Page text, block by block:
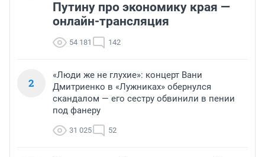
Путину про экономику края —
онлайн-трансляция
54 181 142
2
«Люди же не глухие»: концерт Вани
Дмитриенко в «Лужниках» обернулся
скандалом — его сестру обвинили в пении
под фанеру
31 025 52